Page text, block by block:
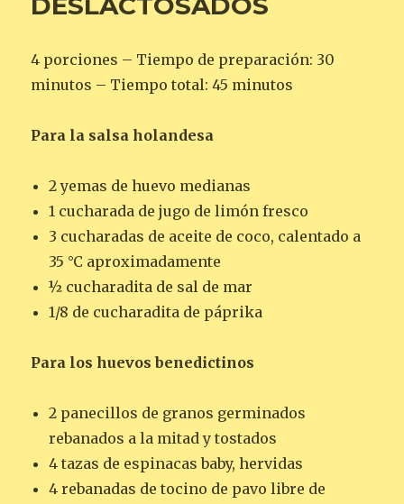
4 porciones – Tiempo de preparación: 30
minutos – Tiempo total: 45 minutos
Para la salsa holandesa
2 yemas de huevo medianas
1 cucharada de jugo de limón fresco
3 cucharadas de aceite de coco, calentado a
35 °C aproximadamente
½ cucharadita de sal de mar
1/8 de cucharadita de páprika
Para los huevos benedictinos
2 panecillos de granos germinados
rebanados a la mitad y tostados
4 tazas de espinacas baby, hervidas
4 rebanadas de tocino de pavo libre de